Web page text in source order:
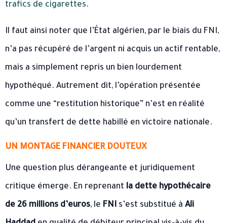
trafics de cigarettes.
Il faut ainsi noter que l’État algérien, par le biais du FNI,
n’a pas récupéré de l’argent ni acquis un actif rentable,
mais a simplement repris un bien lourdement
hypothéqué. Autrement dit, l’opération présentée
comme une “restitution historique” n’est en réalité
qu’un transfert de dette habillé en victoire nationale.
UN MONTAGE FINANCIER DOUTEUX
Une question plus dérangeante et juridiquement
critique émerge. En reprenant la dette hypothécaire
de 26 millions d’euros, le FNI s’est substitué à Ali